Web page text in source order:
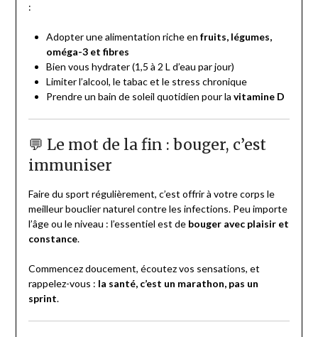
:
Adopter une alimentation riche en fruits, légumes,
oméga-3 et fibres
Bien vous hydrater (1,5 à 2 L d’eau par jour)
Limiter l’alcool, le tabac et le stress chronique
Prendre un bain de soleil quotidien pour la vitamine D
💬 Le mot de la fin : bouger, c’est
immuniser
Faire du sport régulièrement, c’est offrir à votre corps le
meilleur bouclier naturel contre les infections. Peu importe
l’âge ou le niveau : l’essentiel est de bouger avec plaisir et
constance.
Commencez doucement, écoutez vos sensations, et
rappelez-vous : la santé, c’est un marathon, pas un
sprint.